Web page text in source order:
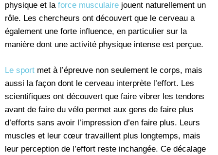
physique et la force musculaire jouent naturellement un
rôle. Les chercheurs ont découvert que le cerveau a
également une forte influence, en particulier sur la
manière dont une activité physique intense est perçue.
Le sport met à l’épreuve non seulement le corps, mais
aussi la façon dont le cerveau interprète l’effort. Les
scientifiques ont découvert que faire vibrer les tendons
avant de faire du vélo permet aux gens de faire plus
d’efforts sans avoir l’impression d’en faire plus. Leurs
muscles et leur cœur travaillent plus longtemps, mais
leur perception de l’effort reste inchangée. Ce décalage